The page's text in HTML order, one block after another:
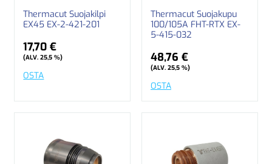
Thermacut Suojakilpi
EX45 EX-2-421-201
17,70 €
(ALV. 25,5 %)
OSTA
Thermacut Suojakupu
100/105A FHT-RTX EX-
5-415-032
48,76 €
(ALV. 25,5 %)
OSTA